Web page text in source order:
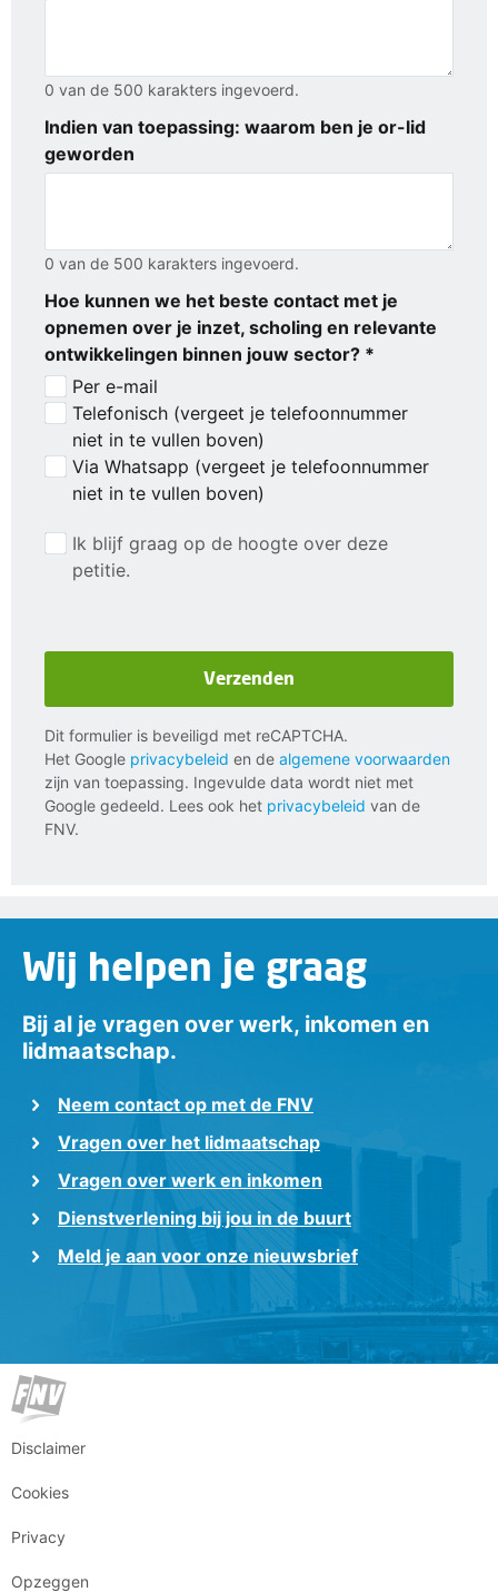
0 van de 500 karakters ingevoerd.
Indien van toepassing: waarom ben je or-lid
geworden
0 van de 500 karakters ingevoerd.
Hoe kunnen we het beste contact met je
opnemen over je inzet, scholing en relevante
ontwikkelingen binnen jouw sector? *
Per e-mail
Telefonisch (vergeet je telefoonnummer
niet in te vullen boven)
Via Whatsapp (vergeet je telefoonnummer
niet in te vullen boven)
Ik blijf graag op de hoogte over deze
petitie.
Dit formulier is beveiligd met reCAPTCHA.
Het Google privacybeleid en de algemene voorwaarden
zijn van toepassing. Ingevulde data wordt niet met
Google gedeeld. Lees ook het privacybeleid van de
FNV.
Verzenden
Wij helpen je graag
Bij al je vragen over werk, inkomen en
lidmaatschap.
Neem contact op met de FNV
Vragen over het lidmaatschap
Vragen over werk en inkomen
Dienstverlening bij jou in de buurt
Meld je aan voor onze nieuwsbrief
Disclaimer
Cookies
Privacy
Opzeggen